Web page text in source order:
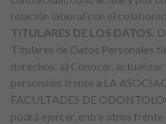
relación laboral con el
TITULARES DE LOS DATOS.
Titulares de Datos Personales
derechos: a) Conocer,
personales frente a LA
FACULTADES DE
podrá ejercer, entre otros frente